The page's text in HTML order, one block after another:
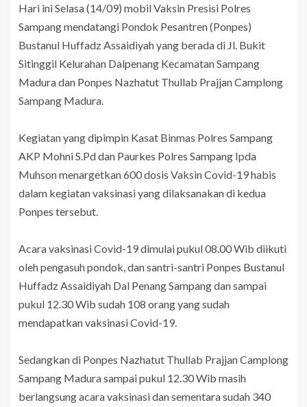
Hari ini Selasa (14/09) mobil Vaksin Presisi Polres
Sampang mendatangi Pondok Pesantren (Ponpes)
Bustanul Huffadz Assaidiyah yang berada di Jl. Bukit
Sitinggil Kelurahan Dalpenang Kecamatan Sampang
Madura dan Ponpes Nazhatut Thullab Prajjan Camplong
Sampang Madura.
Kegiatan yang dipimpin Kasat Binmas Polres Sampang
AKP Mohni S.Pd dan Paurkes Polres Sampang Ipda
Muhson menargetkan 600 dosis Vaksin Covid-19 habis
dalam kegiatan vaksinasi yang dilaksanakan di kedua
Ponpes tersebut.
Acara vaksinasi Covid-19 dimulai pukul 08.00 Wib diikuti
oleh pengasuh pondok, dan santri-santri Ponpes Bustanul
Huffadz Assaidiyah Dal Penang Sampang dan sampai
pukul 12.30 Wib sudah 108 orang yang sudah
mendapatkan vaksinasi Covid-19.
Sedangkan di Ponpes Nazhatut Thullab Prajjan Camplong
Sampang Madura sampai pukul 12.30 Wib masih
berlangsung acara vaksinasi dan sementara sudah 340